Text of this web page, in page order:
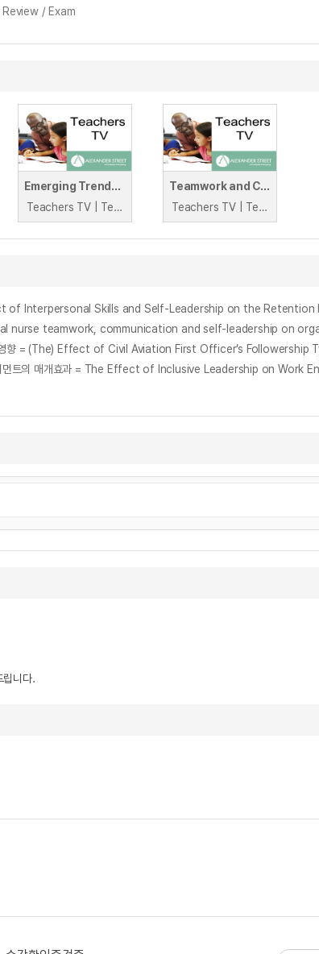
Review / Exam
Emerging Trends in Leadership: Monteney & Foxhill Primary Schools Sheffield
Teachers TV | Teachers TV
Teamwork and Collaboration
Teachers TV | Teachers TV
Effect of Interpersonal Skills and Self-Leadership on the
nurse teamwork, communication and self-leadership on
립니다.